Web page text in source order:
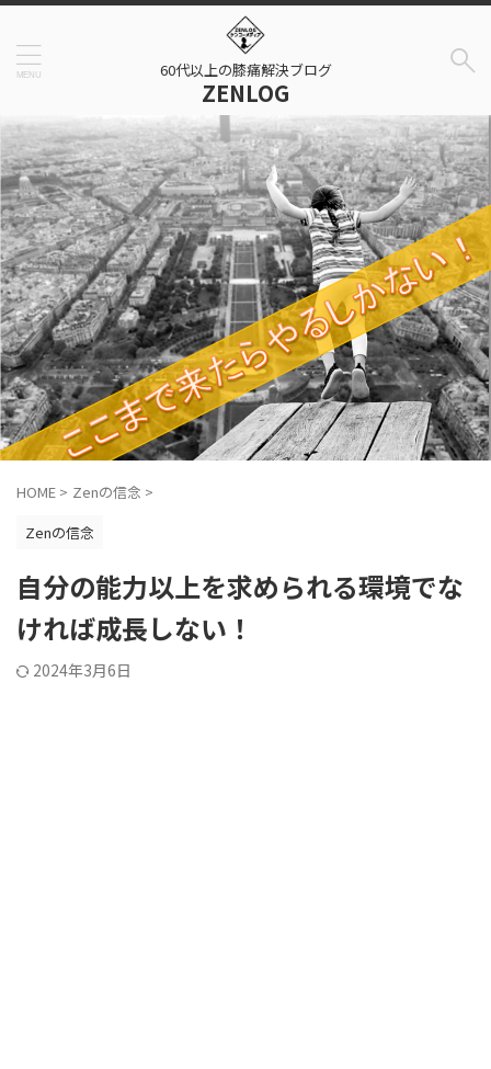
60代以上の膝痛解決ブログ
ZENLOG
HOME > Zenの信念 >
Zenの信念
自分の能力以上を求められる環境でな
ければ成長しない！
2024年3月6日